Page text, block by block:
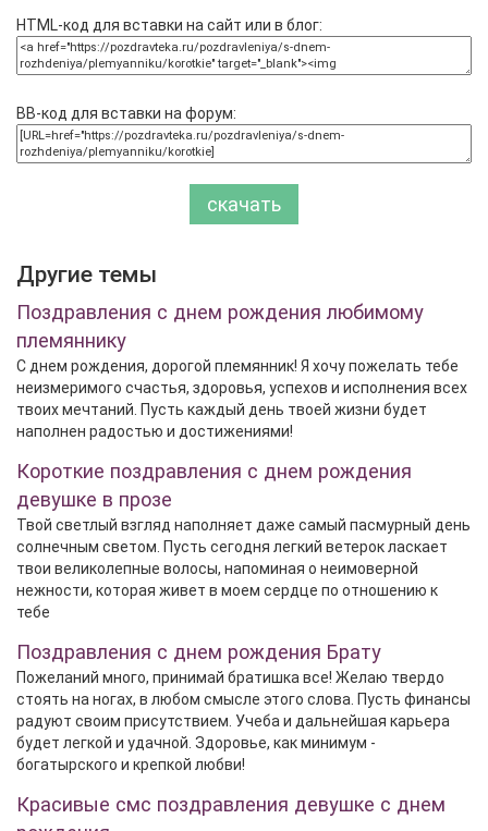
HTML-код для вставки на сайт или в блог:
BB-код для вставки на форум:
скачать
Другие темы
Поздравления с днем рождения любимому
племяннику
С днем рождения, дорогой племянник! Я хочу пожелать тебе
неизмеримого счастья, здоровья, успехов и исполнения всех
твоих мечтаний. Пусть каждый день твоей жизни будет
наполнен радостью и достижениями!
Короткие поздравления с днем рождения
девушке в прозе
Твой светлый взгляд наполняет даже самый пасмурный день
солнечным светом. Пусть сегодня легкий ветерок ласкает
твои великолепные волосы, напоминая о неимоверной
нежности, которая живет в моем сердце по отношению к
тебе
Поздравления с днем рождения Брату
Пожеланий много, принимай братишка все! Желаю твердо
стоять на ногах, в любом смысле этого слова. Пусть финансы
радуют своим присутствием. Учеба и дальнейшая карьера
будет легкой и удачной. Здоровье, как минимум -
богатырского и крепкой любви!
Красивые смс поздравления девушке с днем